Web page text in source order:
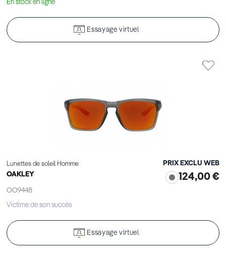
En stock en ligne
Essayage virtuel
Lunettes de soleil Homme
OAKLEY
OO9448
PRIX EXCLU WEB
124,00 €
Victime de son succès
Essayage virtuel